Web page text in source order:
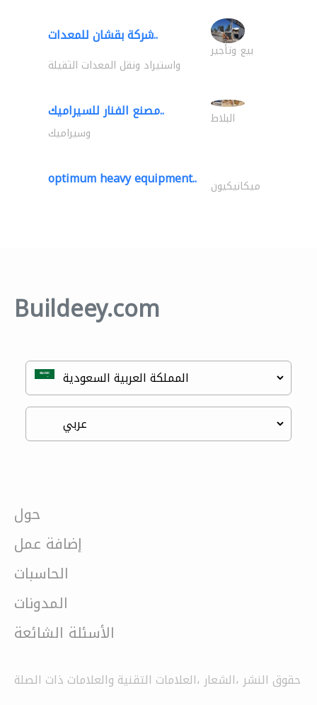
شركة بقشان للمعدات..
بيع وتأجير
واستيراد ونقل المعدات الثقيلة
مصنع الفنار للسيراميك.. البلاط
وسيراميك
optimum heavy equipment.. ميكانيكيون
Buildeey.com
حول
إضافة عمل
الحاسبات
المدونات
الأسئلة الشائعة
حقوق النشر ،الشعار ،العلامات التقنية والعلامات ذات الصلة